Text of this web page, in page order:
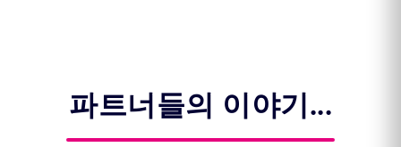
파트너들의 이야기...